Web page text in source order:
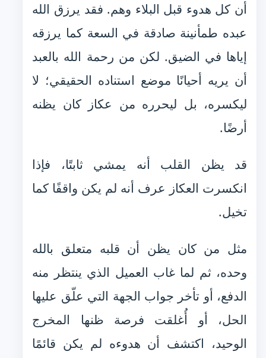
أن كل هدوء قبل البلاء وهم. فقد يرزق الله
عبده طمأنينة صادقة في السعة كما يرزقه
إياها في الضيق. لكن من رحمة الله بالعبد
أن يريه أحيانًا موضع استناده الحقيقي؛ لا
ليكسره، بل ليحرره من عكاز كان يظنه
أرضًا.
قد يظن القلب أنه يمشي ثابتًا، فإذا
انكسرت العكاز عرف أنه لم يكن واقفًا كما
تخيل.
مثل من كان يظن أن قلبه متعلق بالله
وحده، ثم لما غاب العميل الذي ينتظر منه
الدفع، أو تأخر جواب الجهة التي علّق عليها
الحل، أو أُغلقت فرصة ظنها المخرج
الوحيد، اكتشف أن هدوءه لم يكن قائمًا